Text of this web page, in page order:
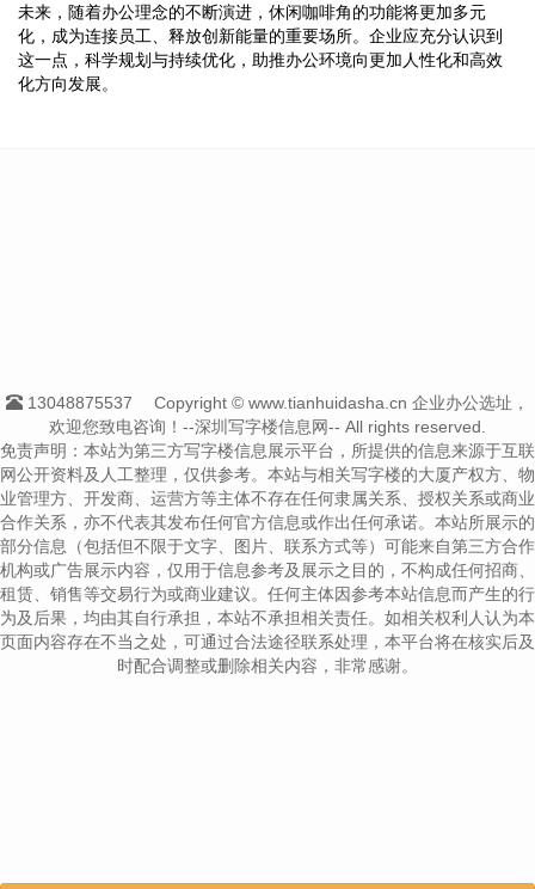
未来，随着办公理念的不断演进，休闲咖啡角的功能将更加多元
化，成为连接员工、释放创新能量的重要场所。企业应充分认识到
这一点，科学规划与持续优化，助推办公环境向更加人性化和高效
化方向发展。
13048875537
Copyright © www.tianhuidasha.cn 企业办公选址，
欢迎您致电咨询！--深圳写字楼信息网-- All rights reserved.
免责声明：本站为第三方写字楼信息展示平台，所提供的信息来源于互联
网公开资料及人工整理，仅供参考。本站与相关写字楼的大厦产权方、物
业管理方、开发商、运营方等主体不存在任何隶属关系、授权关系或商业
合作关系，亦不代表其发布任何官方信息或作出任何承诺。本站所展示的
部分信息（包括但不限于文字、图片、联系方式等）可能来自第三方合作
机构或广告展示内容，仅用于信息参考及展示之目的，不构成任何招商、
租赁、销售等交易行为或商业建议。任何主体因参考本站信息而产生的行
为及后果，均由其自行承担，本站不承担相关责任。如相关权利人认为本
页面内容存在不当之处，可通过合法途径联系处理，本平台将在核实后及
时配合调整或删除相关内容，非常感谢。